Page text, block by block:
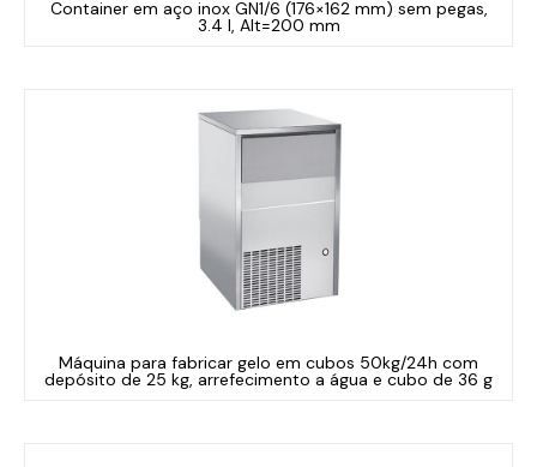
Container em aço inox GN1/6 (176×162 mm) sem pegas,
3.4 l, Alt=200 mm
Máquina para fabricar gelo em cubos 50kg/24h com
depósito de 25 kg, arrefecimento a água e cubo de 36 g